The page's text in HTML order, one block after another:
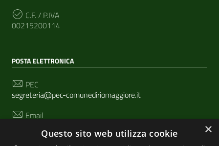
C.F. / P.IVA
00215200114
POSTA ELETTRONICA
PEC
segreteria@pec-comunediriomaggiore.it
Email
×
Questo sito web utilizza cookie